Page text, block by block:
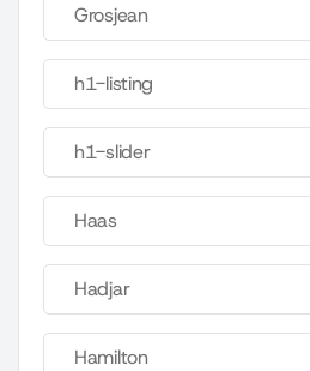
Grosjean
h1-listing
h1-slider
Haas
Hadjar
Hamilton